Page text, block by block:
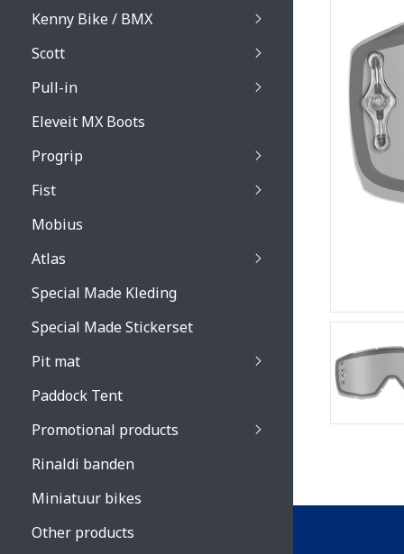
Kenny Bike / BMX
Scott
Prospect / Fury
Prospect / Fury
Primal / Split /
Primal / Split /
Pull-in
Eleveit MX Boots
Progrip
Venom 3200 /
Fist
Mobius
Atlas
Special Made Kleding
Special Made Stickerset
Pit mat
Paddock Tent
Promotional products
Rinaldi banden
Miniatuur bikes
Other products